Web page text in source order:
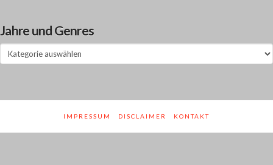
Jahre und Genres
Jahre
und
IMPRESSUM DISCLAIMER KONTAKT